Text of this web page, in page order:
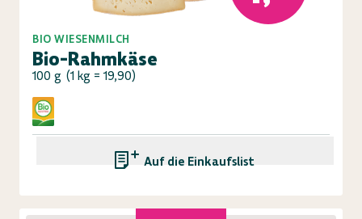
BIO WIESENMILCH
Bio-Rahmkäse
100 g (1 kg = 19,90)
Auf die Einkaufsliste